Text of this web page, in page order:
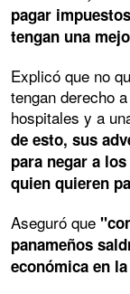
pagar
tengan una
Explicó que no
tengan derecho
hospitales y a
de esto, sus
para negar a
quien quieren
Aseguró que
panameños
económica en